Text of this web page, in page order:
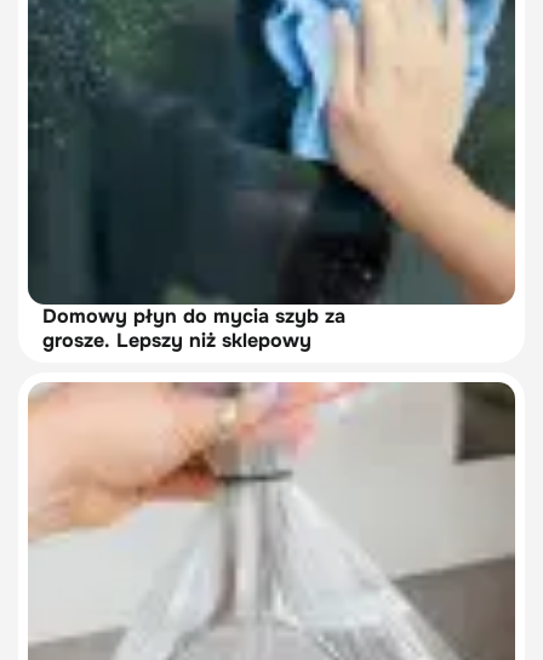
Domowy płyn do mycia szyb za
grosze. Lepszy niż sklepowy